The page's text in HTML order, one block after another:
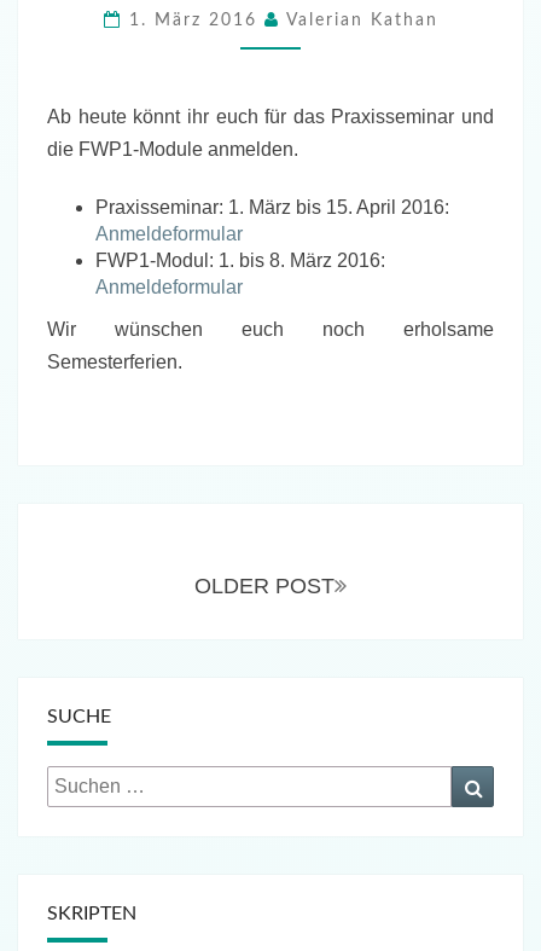
IM
SS16
1. März 2016 Valerian Kathan
Ab heute könnt ihr euch für das Praxisseminar und
die FWP1-Module anmelden.
Praxisseminar: 1. März bis 15. April 2016:
Anmeldeformular
FWP1-Modul: 1. bis 8. März 2016:
Anmeldeformular
Wir wünschen euch noch erholsame
Semesterferien.
OLDER POST
SUCHE
Suchen
nach:
SKRIPTEN